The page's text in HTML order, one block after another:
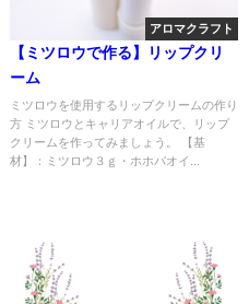
アロマクラフト
【ミツロウで作る】リップクリ
ーム
ミツロウを使用するリップクリームの作り
方 ミツロウとキャリアオイルで、リップ
クリームを作ってみましょう。 【基
材】：ミツロウ３ｇ・ホホバオイ...